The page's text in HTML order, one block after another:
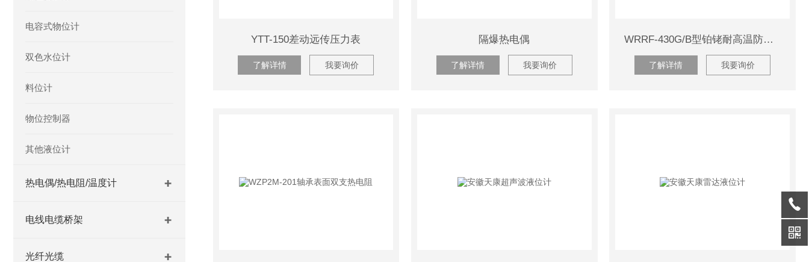
电容式物位计
双色水位计
料位计
物位控制器
其他液位计
热电偶/热电阻/温度计
电线电缆桥架
光纤光缆
YTT-150差动远传压力表
了解详情 我要询价
隔爆热电偶
了解详情 我要询价
WRRF-430G/B型铂铑耐高温防腐型热电偶
了解详情 我要询价